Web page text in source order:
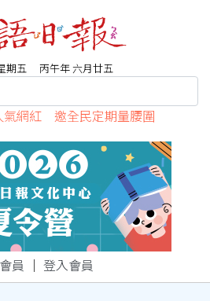
期五 丙午年 六月廿五
氣網紅 邀全民定期量腰圍
員 ｜ 登入會員